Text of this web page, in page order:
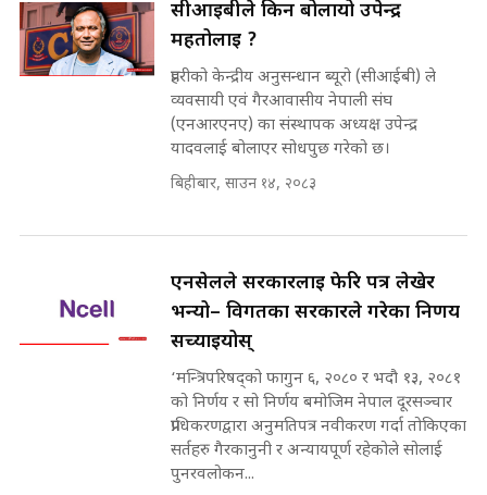
मन्त्री राजकुमारलाई घुस दिने विचौलीया
पूर्व मन्त्री रञ्जिता || SIDHAKURA
||
मन्त्रीले घुस डिल गरेको अडियो ! दुई झोला
मृतकका परिवारप्रति मेडिकल
काउन्सीलको बदनियत ! न्याय खोज्दै
भौतारिदै सुवास || THE REPORTER
||
EXCLUSIVE - भिजिट भिसामा सेटिङको
गोप्य अडियो र म्यासेज, गृह मन्त्रालय
सीआईबीले किन बोलायो उपेन्द्र
महतोलाई ?
प्रहरीको केन्द्रीय अनुसन्धान ब्यूरो (सीआईबी) ले
व्यवसायी एवं गैरआवासीय नेपाली संघ
(एनआरएनए) का संस्थापक अध्यक्ष उपेन्द्र
यादवलाई बोलाएर सोधपुछ गरेको छ।
बिहीबार, साउन १४, २०८३
एनसेलले सरकारलाई फेरि पत्र लेखेर
भन्यो– विगतका सरकारले गरेका निर्णय
सच्याइयोस्
‘मन्त्रिपरिषद्को फागुन ६, २०८० र भदौ १३, २०८१
को निर्णय र सो निर्णय बमोजिम नेपाल दूरसञ्चार
प्राधिकरणद्वारा अनुमतिपत्र नवीकरण गर्दा तोकिएका
सर्तहरु गैरकानुनी र अन्यायपूर्ण रहेकोले सोलाई
पुनरवलोकन...